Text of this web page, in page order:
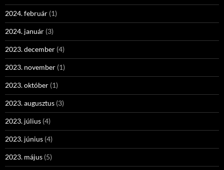
2024. február (1)
2024. január (3)
2023. december (4)
2023. november (1)
2023. október (1)
2023. augusztus (3)
2023. július (4)
2023. június (4)
2023. május (5)